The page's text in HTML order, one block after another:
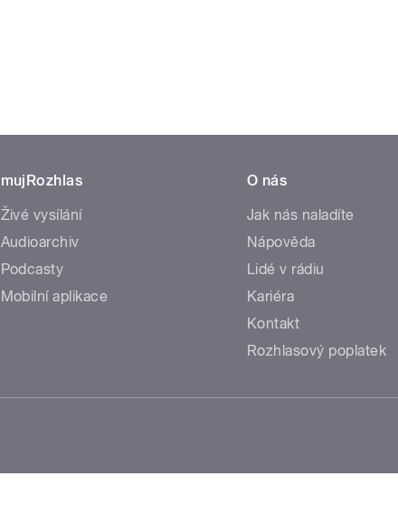
mujRozhlas
Živé vysílání
Audioarchiv
Podcasty
Mobilní aplikace
O nás
Jak nás naladíte
Nápověda
Lidé v rádiu
Kariéra
Kontakt
Rozhlasový poplatek